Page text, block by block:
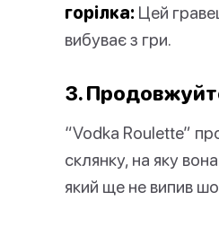
горілка: Цей
вибуває з гри.
3.
“Vodka Roulette”
склянку, на яку
який ще не випив